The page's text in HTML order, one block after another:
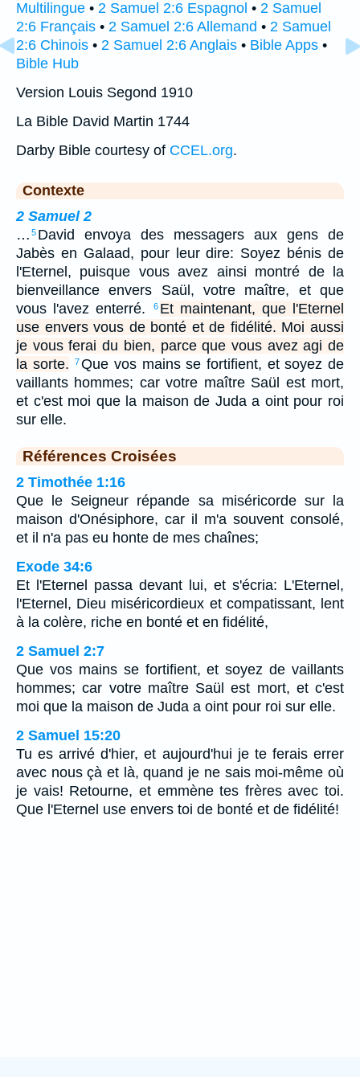
Multilingue • 2 Samuel 2:6 Espagnol • 2 Samuel
2:6 Français • 2 Samuel 2:6 Allemand • 2 Samuel
2:6 Chinois • 2 Samuel 2:6 Anglais • Bible Apps •
Bible Hub
Version Louis Segond 1910
La Bible David Martin 1744
Darby Bible courtesy of CCEL.org.
Contexte
2 Samuel 2
… 5 David envoya des messagers aux gens de
Jabès en Galaad, pour leur dire: Soyez bénis de
l'Eternel, puisque vous avez ainsi montré de la
bienveillance envers Saül, votre maître, et que
vous l'avez enterré.
6 Et maintenant, que l'Eternel
use envers vous de bonté et de fidélité. Moi aussi
je vous ferai du bien, parce que vous avez agi de
la sorte.
7Que vos mains se fortifient, et soyez de
vaillants hommes; car votre maître Saül est mort,
et c'est moi que la maison de Juda a oint pour roi
sur elle.
Références Croisées
2 Timothée 1:16
Que le Seigneur répande sa miséricorde sur la
maison d'Onésiphore, car il m'a souvent consolé,
et il n'a pas eu honte de mes chaînes;
Exode 34:6
Et l'Eternel passa devant lui, et s'écria: L'Eternel,
l'Eternel, Dieu miséricordieux et compatissant, lent
à la colère, riche en bonté et en fidélité,
2 Samuel 2:7
Que vos mains se fortifient, et soyez de vaillants
hommes; car votre maître Saül est mort, et c'est
moi que la maison de Juda a oint pour roi sur elle.
2 Samuel 15:20
Tu es arrivé d'hier, et aujourd'hui je te ferais errer
avec nous çà et là, quand je ne sais moi-même où
je vais! Retourne, et emmène tes frères avec toi.
Que l'Eternel use envers toi de bonté et de fidélité!